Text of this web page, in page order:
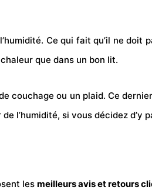
Ce qui fait qu’il ne
que dans un bon lit.
couchage ou un plaid. Ce
l’humidité, si vous décidez d’y
les meilleurs avis et retours